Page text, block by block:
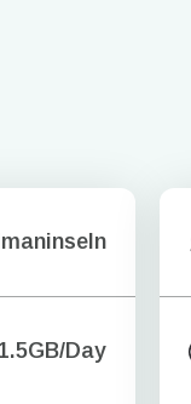
1.5GB/Day